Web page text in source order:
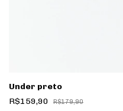
Under preto
R$159,90
R$179,90